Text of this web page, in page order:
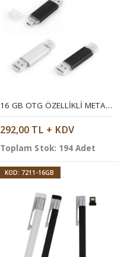
16 GB OTG ÖZELLIKLI METAL USB BELLEK
292,00 TL + KDV
Toplam Stok: 194 Adet
KOD: 7211-16GB